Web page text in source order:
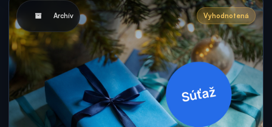
Archív Vyhodnotená